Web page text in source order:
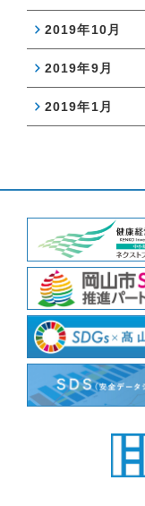
2019年10月
2019年9月
2019年1月